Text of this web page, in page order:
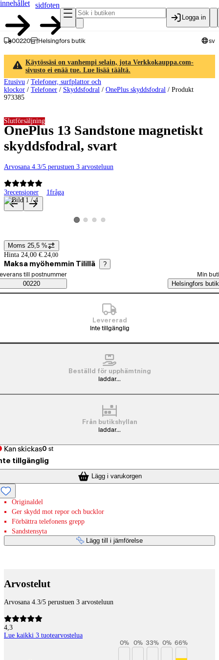
innehållet
sidfoten
Logga in
00220 Helsingfors butik sv
Käytössäsi on vanhempi selain, jota Verkkokauppa.com-
sivusto ei enää tue. Lue lisää täältä.
Etusivu / Telefoner, surfplattor och
klockor / Telefoner / Skyddsfodral / OnePlus skyddsfodral / Produkt
973385
OnePlus 13 Sandstone magnetiskt
skyddsfodral, svart
Arvosana 4.3/5 perustuen 3 arvosteluun
3recensioner 1fråga
Slutförsäljning
Produktbilder och videor
Visa produktbild 1
Visa produktbild 2
Visa produktbild 3
Visa produktbild 4
Prisinformation
Moms 25,5 %
Hinta 24,00 €. 24,00
Maksa myöhemmin Tilillä ?
Saatavuustiedot
beställningssätt
till postnummer
00220
Min
Helsingfors butik
Levererad
Inte tillgänglig
Beställd för upphämtning
laddar...
Från butikshyllan
laddar...
Kan skickas0 st
tillgänglig
Lägg i varukorgen
Originaldel
Ger skydd mot repor och bucklor
Förbättra telefonens grepp
Sandstensyta
Lägg till i jämförelse
Arvostelut
Arvosana 4.3/5 perustuen 3 arvosteluun
4,3
Lue kaikki 3 tuotearvostelua
0% 0% 33% 0% 66%